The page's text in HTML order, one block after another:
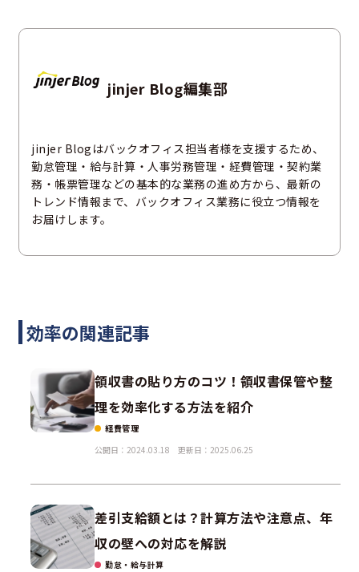
jinjer Blog編集部
jinjer Blogはバックオフィス担当者様を支援するため、
勤怠管理・給与計算・人事労務管理・経費管理・契約業
務・帳票管理などの基本的な業務の進め方から、最新の
トレンド情報まで、バックオフィス業務に役立つ情報を
お届けします。
効率の関連記事
領収書の貼り方のコツ！領収書保管や整
理を効率化する方法を紹介
経費管理
公開日：2024.03.18
更新日：2025.06.25
差引支給額とは？計算方法や注意点、年
収の壁への対応を解説
勤怠・給与計算